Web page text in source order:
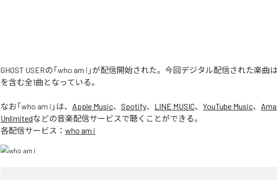
GHOST USERの「who am i」が配信開始された。今回デジタル配信された楽曲は
を含む全1曲となっている。
なお「who am i 」は、 Apple Music、 Spotify、 LINE MUSIC、 YouTube Music、
Unlimitedなどの音楽配信サービスで聴くことができる。
各配信サービス： who am i